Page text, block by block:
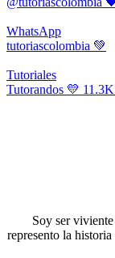
WhatsApp
tutoriascolombia 💚
Tutoriales
Tutorandos 💛
Soy ser
represento la